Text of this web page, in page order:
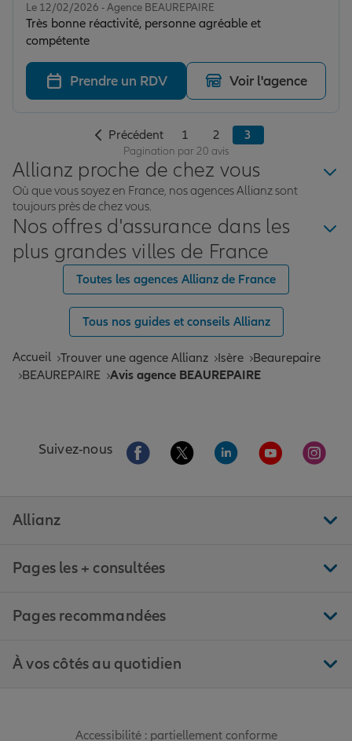
Le 12/02/2026 - Agence BEAUREPAIRE
Très bonne réactivité, personne agréable et
compétente
Prendre un RDV Voir l'agence
Précédent 1 2 3
Pagination par 20 avis
Allianz proche de chez vous
Où que vous soyez en France, nos agences Allianz sont
toujours près de chez vous.
Nos offres d'assurance dans les
plus grandes villes de France
Toutes les agences Allianz de France
Tous nos guides et conseils Allianz
Accueil Trouver une agence Allianz Isère
Beaurepaire
BEAUREPAIRE
Avis agence BEAUREPAIRE
Suivez-nous Aller sur la page Facebook de Allianz
Aller sur la page Twitter de
Aller sur la page
Aller sur la
Aller
Allianz
Pages les + consultées
Pages recommandées
À vos côtés au quotidien
Accessibilité : partiellement conforme